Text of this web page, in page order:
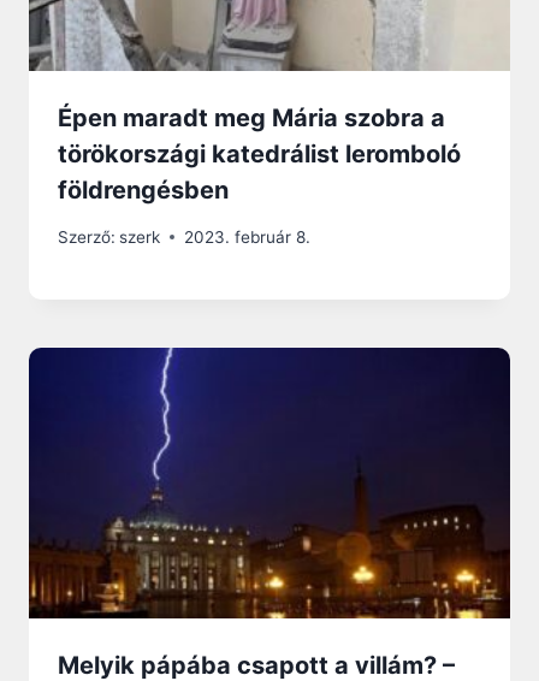
Épen maradt meg Mária szobra a
törökországi katedrálist leromboló
földrengésben
Szerző: szerk 2023. február 8.
Melyik pápába csapott a villám? –